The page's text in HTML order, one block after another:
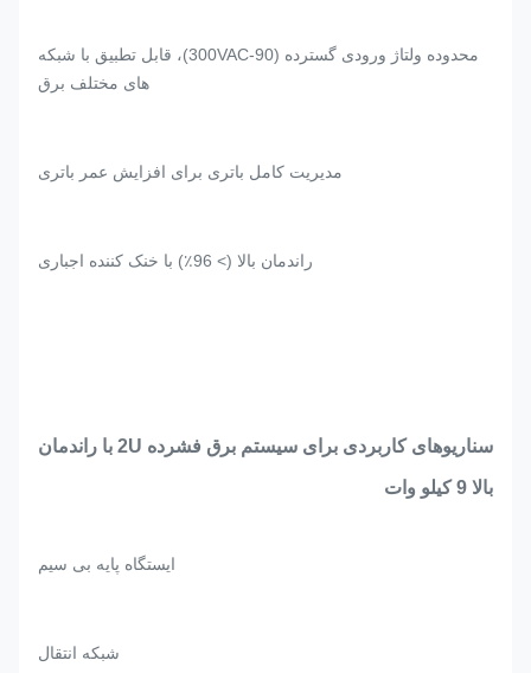
محدوده ولتاژ ورودی گسترده (90-300VAC)، قابل تطبیق با شبکه
های مختلف برق
مدیریت کامل باتری برای افزایش عمر باتری
راندمان بالا (> 96٪) با خنک کننده اجباری
سناریوهای کاربردی برای سیستم برق فشرده 2U با راندمان
بالا 9 کیلو وات
ایستگاه پایه بی سیم
شبکه انتقال